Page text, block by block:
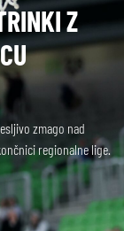
Z
zmago nad
regionalne lige.